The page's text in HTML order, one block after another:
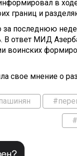
в
границ и
за последнюю
В ответ МИД
воинских
свое мнение о